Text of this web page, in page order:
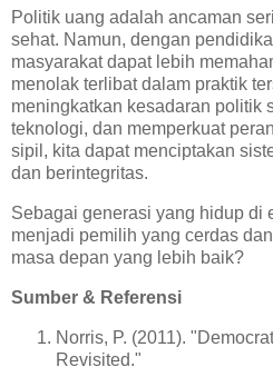
Politik uang adalah ancaman
sehat. Namun, dengan
masyarakat dapat lebih
menolak terlibat dalam praktik
meningkatkan kesadaran politik
teknologi, dan memperkuat
sipil, kita dapat menciptakan
dan berintegritas.
Sebagai generasi yang hidup di
menjadi pemilih yang cerdas
masa depan yang lebih baik?
Sumber & Referensi
Norris, P. (2011).
Revisited."